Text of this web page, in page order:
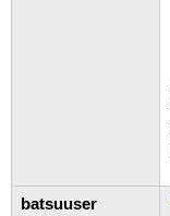
batsuuser